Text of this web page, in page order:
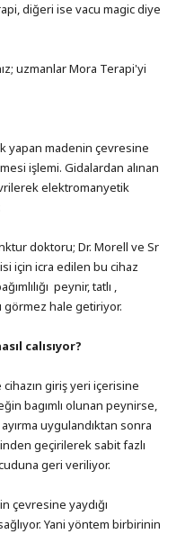
diğeri ise vacu magic diye
uzmanlar Mora Terapi'yi
yapan madenin çevresine
işlemi. Gidalardan alınan
elektromanyetik
doktoru; Dr. Morell ve Sr
için icra edilen bu cihaz
peynir, tatlı ,
hale getiriyor.
calısıyor?
giriş yeri içerisine
bagımlı olunan peynirse,
uygulandıktan sonra
geçirilerek sabit fazlı
geri veriliyor.
çevresine yaydığı
Yani yöntem birbirinin